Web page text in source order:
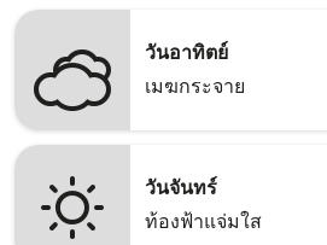
วันอาทิตย์
เมฆกระจาย
วันจันทร์
ท้องฟ้าแจ่มใส